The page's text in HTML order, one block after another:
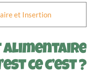
et Insertion
alimentaire
ce c’est ?